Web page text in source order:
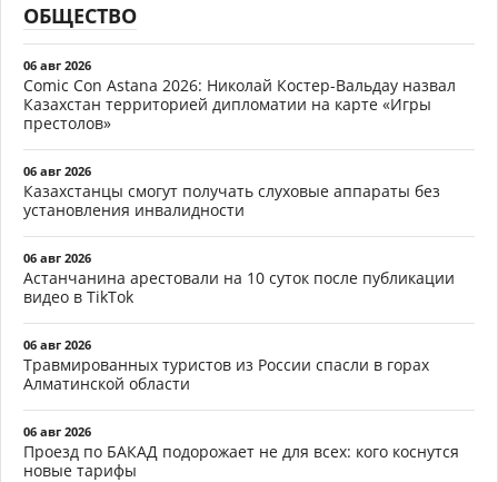
ОБЩЕСТВО
06 авг 2026
Comic Con Astana 2026: Николай Костер-Вальдау назвал
Казахстан территорией дипломатии на карте «Игры
престолов»
06 авг 2026
Казахстанцы смогут получать слуховые аппараты без
установления инвалидности
06 авг 2026
Астанчанина арестовали на 10 суток после публикации
видео в TikTok
06 авг 2026
Травмированных туристов из России спасли в горах
Алматинской области
06 авг 2026
Проезд по БАКАД подорожает не для всех: кого коснутся
новые тарифы